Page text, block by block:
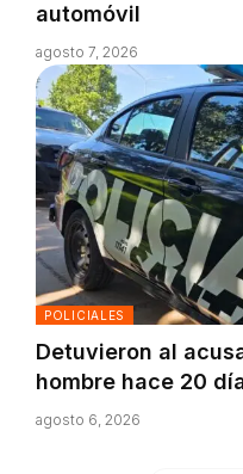
automóvil
agosto 7, 2026
POLICIALES
Detuvieron al
hombre hace 20
agosto 6, 2026